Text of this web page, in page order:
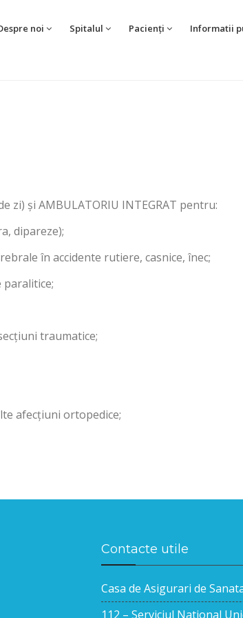
noi Spitalul Pacienți Informatii
zi) și AMBULATORIU INTEGRAT pentru:
dipareze);
în accidente rutiere, casnice, înec;
traumatice;
afecțiuni ortopedice;
Contacte utile
Casa de Asigurari de
112 – Serviciul National